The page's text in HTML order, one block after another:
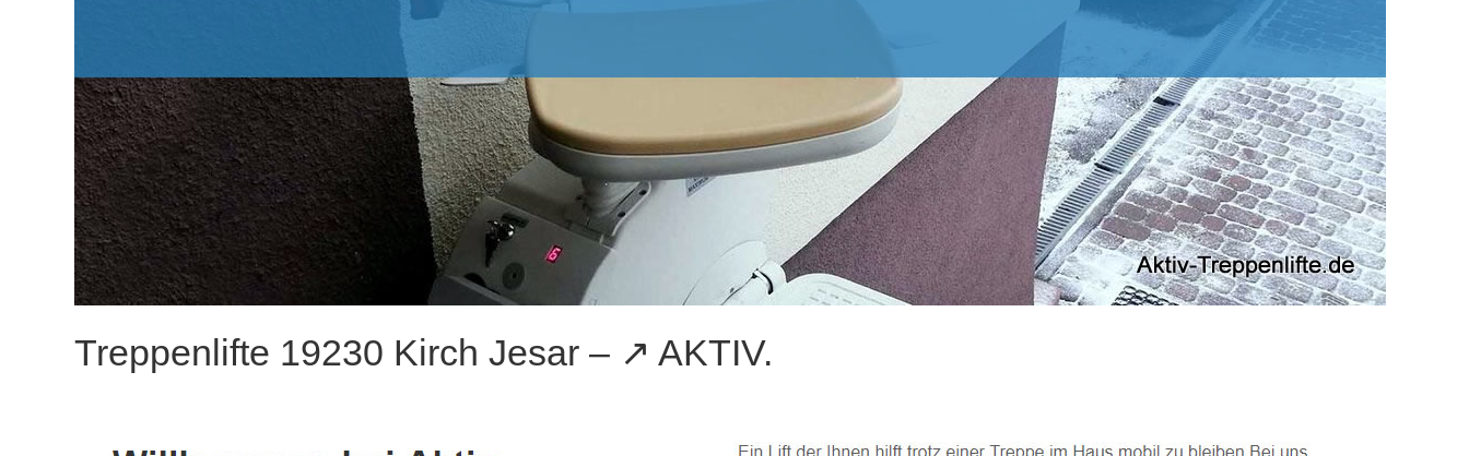
Treppenlifte 19230 Kirch Jesar – ↗️ AKTIV.